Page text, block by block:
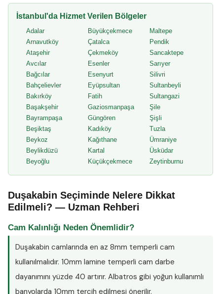
İstanbul'da Hizmet Verilen Bölgeler
Adalar
Arnavutköy
Ataşehir
Avcılar
Bağcılar
Bahçelievler
Bakırköy
Başakşehir
Bayrampaşa
Beşiktaş
Beykoz
Beylikdüzü
Beyoğlu
Büyükçekmece
Çatalca
Çekmeköy
Esenler
Esenyurt
Eyüpsultan
Fatih
Gaziosmanpaşa
Güngören
Kadıköy
Kağıthane
Kartal
Küçükçekmece
Maltepe
Pendik
Sancaktepe
Sarıyer
Silivri
Sultanbeyli
Sultangazi
Şile
Şişli
Tuzla
Ümraniye
Üsküdar
Zeytinburnu
Duşakabin Seçiminde Nelere Dikkat
Edilmeli? — Uzman Rehberi
Cam Kalınlığı Neden Önemlidir?
Duşakabin camlarında en az 8mm temperli cam
kullanılmalıdır. 10mm lamine temperli cam darbe
dayanımını yüzde 40 artırır. Albatros gibi yoğun kullanımlı
banyolarda 10mm tercih edilmesi önerilir.